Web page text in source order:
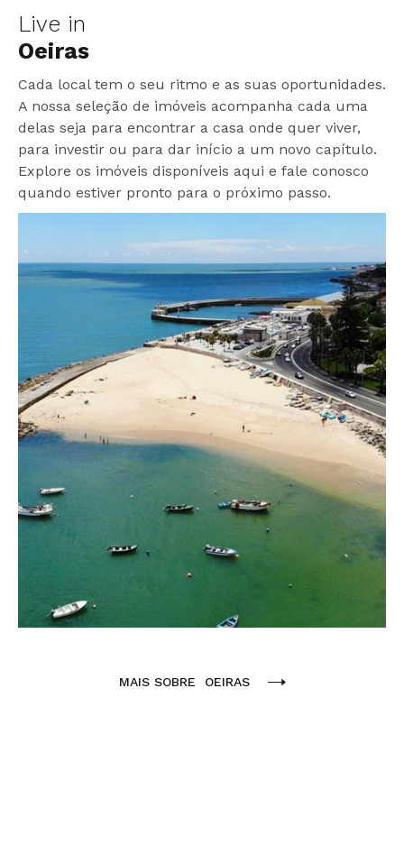
Live in
Oeiras
Cada local tem o seu ritmo e as suas oportunidades.
A nossa seleção de imóveis acompanha cada uma
delas seja para encontrar a casa onde quer viver,
para investir ou para dar início a um novo capítulo.
Explore os imóveis disponíveis aqui e fale conosco
quando estiver pronto para o próximo passo.
MAIS SOBRE OEIRAS